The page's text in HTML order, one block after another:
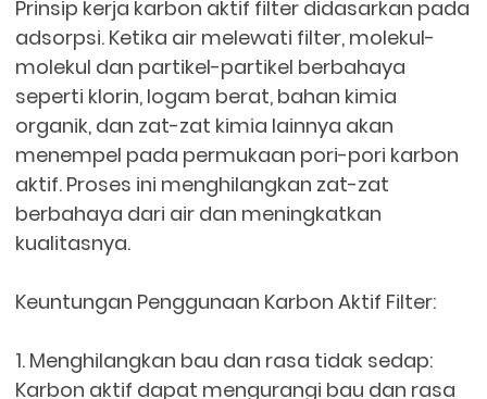
Prinsip kerja karbon aktif filter didasarkan pada
adsorpsi. Ketika air melewati filter, molekul-
molekul dan partikel-partikel berbahaya
seperti klorin, logam berat, bahan kimia
organik, dan zat-zat kimia lainnya akan
menempel pada permukaan pori-pori karbon
aktif. Proses ini menghilangkan zat-zat
berbahaya dari air dan meningkatkan
kualitasnya.
Keuntungan Penggunaan Karbon Aktif Filter:
1. Menghilangkan bau dan rasa tidak sedap:
Karbon aktif dapat mengurangi bau dan rasa